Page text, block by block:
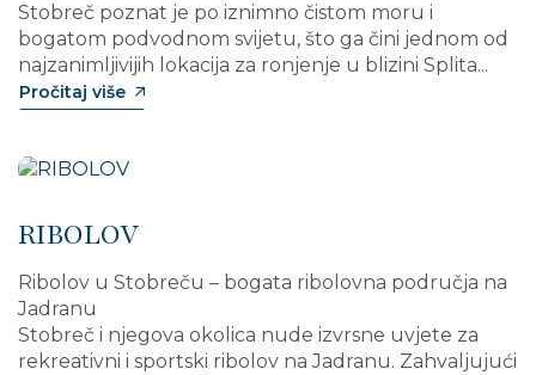
Stobreč poznat je po iznimno čistom moru i
bogatom podvodnom svijetu, što ga čini jednom od
najzanimljivijih lokacija za ronjenje u blizini Splita...
Pročitaj više
RIBOLOV
Ribolov u Stobreču – bogata ribolovna područja na
Jadranu
Stobreč i njegova okolica nude izvrsne uvjete za
rekreativni i sportski ribolov na Jadranu. Zahvaljujući